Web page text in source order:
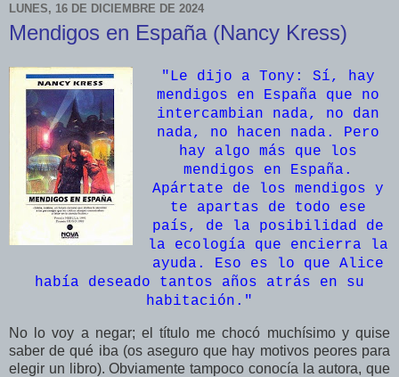
LUNES, 16 DE DICIEMBRE DE 2024
Mendigos en España (Nancy Kress)
"Le dijo a Tony: Sí, hay
mendigos en España que no
intercambian nada, no dan
nada, no hacen nada. Pero
hay algo más que los
mendigos en España.
Apártate de los mendigos y
te apartas de todo ese
país, de la posibilidad de
la ecología que encierra la
ayuda. Eso es lo que Alice
había deseado tantos años atrás en su
habitación. "
No lo voy a negar; el título me chocó muchísimo y quise
saber de qué iba (os aseguro que hay motivos peores para
elegir un libro). Obviamente tampoco conocía la autora, que